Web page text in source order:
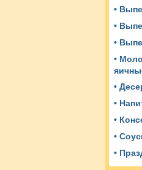
•
•
•
•
•
•
•
•
•